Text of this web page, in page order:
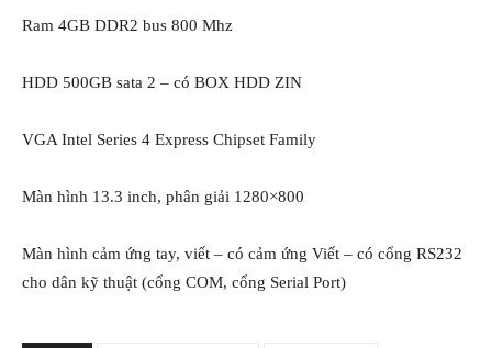
Ram 4GB DDR2 bus 800 Mhz
HDD 500GB sata 2 – có BOX HDD ZIN
VGA Intel Series 4 Express Chipset Family
Màn hình 13.3 inch, phân giải 1280×800
Màn hình cảm ứng tay, viết – có cảm ứng Viết – có cổng RS232
cho dân kỹ thuật (cổng COM, cổng Serial Port)